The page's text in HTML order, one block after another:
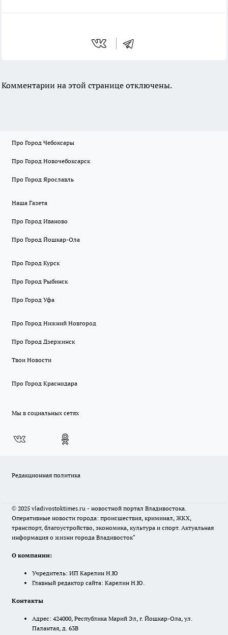
Комментарии на этой странице отключены.
Про Город Чебоксары
Про Город Новочебоксарск
Про Город Ярославль
Наша Газета
Про Город Иваново
Про Город Йошкар-Ола
Про Город Курск
Про Город Рыбинск
Про Город Уфа
Про Город Нижний Новгород
Про Город Дзержинск
Твои Новости
Про Город Краснодара
Мы в социальных сетях
Редакционная политика
© 2025 vladivostoktimes.ru - новостной портал Владивостока.
Оперативные новости города: происшествия, криминал, ЖКХ,
транспорт, благоустройство, экономика, культура и спорт. Актуальная
информация о жизни города Владивосток"
О компании:
Учредитель: ИП Карелин Н.Ю
Главный редактор сайта: Карелин Н.Ю.
Контакты
Адрес: 424000, Республика Марий Эл, г. Йошкар-Ола, ул.
Палантая, д. 63В